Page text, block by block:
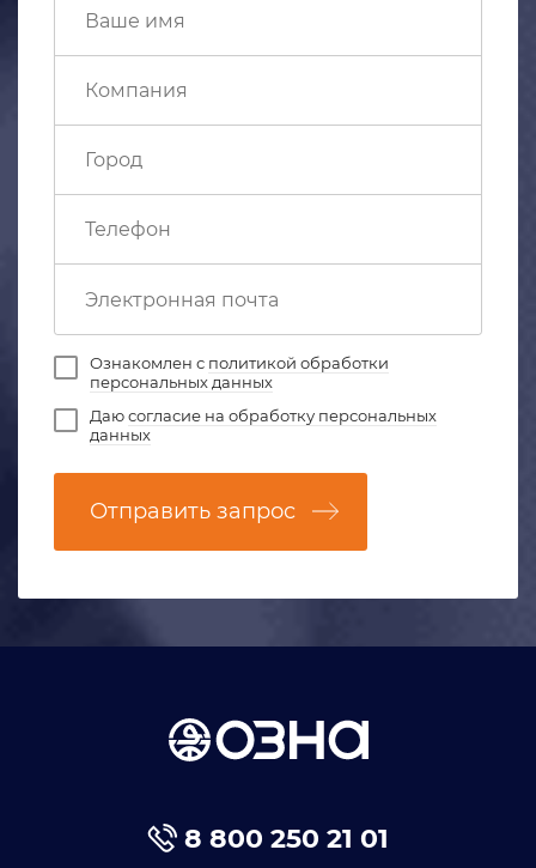
Ознакомлен с политикой обработки
персональных данных
Даюсогласие на обработку персональных
данных
Отправить запрос
8 800 250 21 01